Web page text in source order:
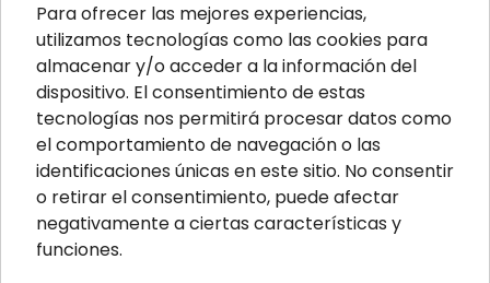
Para ofrecer las mejores experiencias,
utilizamos tecnologías como las cookies para
almacenar y/o acceder a la información del
dispositivo. El consentimiento de estas
tecnologías nos permitirá procesar datos como
el comportamiento de navegación o las
identificaciones únicas en este sitio. No consentir
o retirar el consentimiento, puede afectar
negativamente a ciertas características y
funciones.
Material ignífugo aislante
Paneles aislantes
Masillas para pared
Paneles sandwich
Perfiles